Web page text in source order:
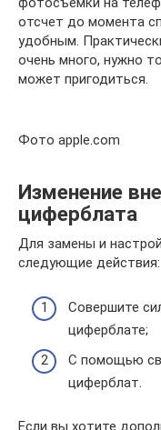
отсчет до момента
удобным.
очень много, нужно
может пригодиться.
Фото apple.com
Изменение
циферблата
Для замены и
следующие действия:
Совершите
циферблате;
С помощью
циферблат.
Если вы хотите